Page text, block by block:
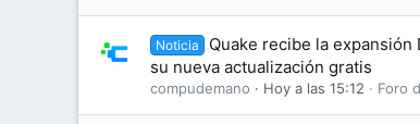
Noticia
Quake recibe la
su nueva actualización gratis
compudemano Hoy a las 15:12 Foro